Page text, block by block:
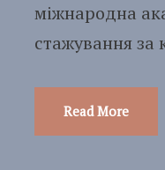
міжнародна
стажування за
Read More